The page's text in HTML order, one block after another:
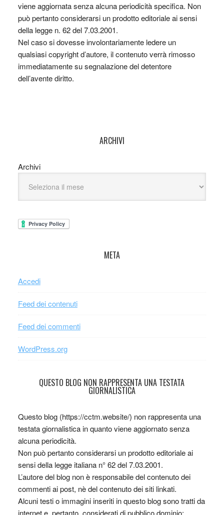
viene aggiornata senza alcuna periodicità specifica. Non
può pertanto considerarsi un prodotto editoriale ai sensi
della legge n. 62 del 7.03.2001.
Nel caso si dovesse involontariamente ledere un
qualsiasi copyright d’autore, il contenuto verrà rimosso
immediatamente su segnalazione del detentore
dell’avente diritto.
ARCHIVI
Archivi
META
Accedi
Feed dei contenuti
Feed dei commenti
WordPress.org
QUESTO BLOG NON RAPPRESENTA UNA TESTATA
GIORNALISTICA
Questo blog (https://cctm.website/) non rappresenta una
testata giornalistica in quanto viene aggiornato senza
alcuna periodicità.
Non può pertanto considerarsi un prodotto editoriale ai
sensi della legge italiana n° 62 del 7.03.2001.
L’autore del blog non è responsabile del contenuto dei
commenti ai post, nè del contenuto dei siti linkati.
Alcuni testi o immagini inseriti in questo blog sono tratti da
internet e, pertanto, considerati di pubblico dominio;